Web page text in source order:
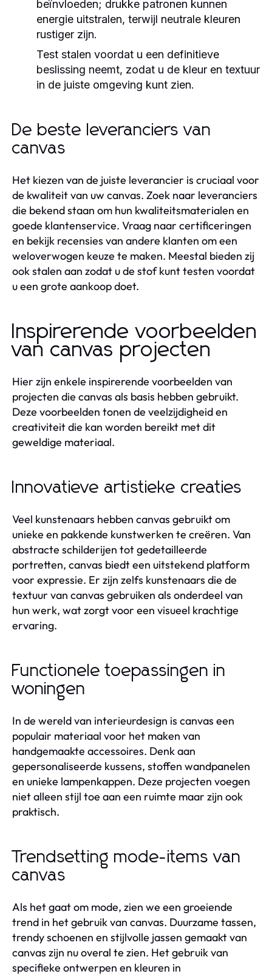
beïnvloeden; drukke patronen kunnen
energie uitstralen, terwijl neutrale kleuren
rustiger zijn.
Test stalen voordat u een definitieve
beslissing neemt, zodat u de kleur en textuur
in de juiste omgeving kunt zien.
De beste leveranciers van
canvas
Het kiezen van de juiste leverancier is cruciaal voor
de kwaliteit van uw canvas. Zoek naar leveranciers
die bekend staan om hun kwaliteitsmaterialen en
goede klantenservice. Vraag naar certificeringen
en bekijk recensies van andere klanten om een
weloverwogen keuze te maken. Meestal bieden zij
ook stalen aan zodat u de stof kunt testen voordat
u een grote aankoop doet.
Inspirerende voorbeelden
van canvas projecten
Hier zijn enkele inspirerende voorbeelden van
projecten die canvas als basis hebben gebruikt.
Deze voorbeelden tonen de veelzijdigheid en
creativiteit die kan worden bereikt met dit
geweldige materiaal.
Innovatieve artistieke creaties
Veel kunstenaars hebben canvas gebruikt om
unieke en pakkende kunstwerken te creëren. Van
abstracte schilderijen tot gedetailleerde
portretten, canvas biedt een uitstekend platform
voor expressie. Er zijn zelfs kunstenaars die de
textuur van canvas gebruiken als onderdeel van
hun werk, wat zorgt voor een visueel krachtige
ervaring.
Functionele toepassingen in
woningen
In de wereld van interieurdesign is canvas een
populair materiaal voor het maken van
handgemaakte accessoires. Denk aan
gepersonaliseerde kussens, stoffen wandpanelen
en unieke lampenkappen. Deze projecten voegen
niet alleen stijl toe aan een ruimte maar zijn ook
praktisch.
Trendsetting mode-items van
canvas
Als het gaat om mode, zien we een groeiende
trend in het gebruik van canvas. Duurzame tassen,
trendy schoenen en stijlvolle jassen gemaakt van
canvas zijn nu overal te zien. Het gebruik van
specifieke ontwerpen en kleuren in